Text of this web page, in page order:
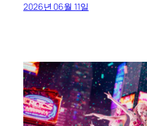
2026년 06월 11일